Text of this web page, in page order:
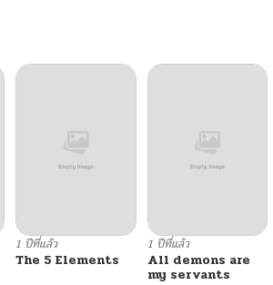
03/20/2026
03/16/2026
1 ปีที่แล้ว
The 5 Elements
1 ปีที่แล้ว
All demons are
my servants